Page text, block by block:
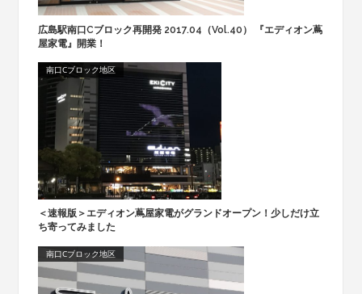
広島駅南口Cブロック再開発 2017.04（Vol.40） 『エディオン蔦
屋家電』開業！
南口Cブロック地区
＜速報版＞エディオン蔦屋家電がグランドオープン！少しだけ立
ち寄ってみました
南口Cブロック地区